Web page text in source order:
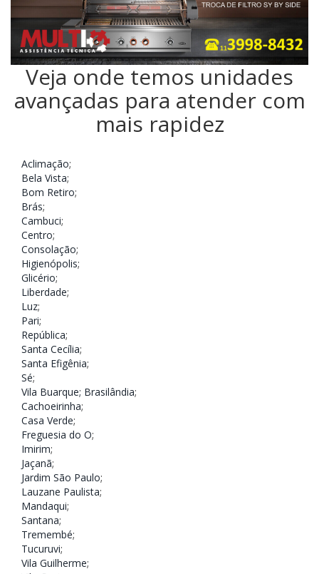
Veja onde temos unidades
avançadas para atender com
mais rapidez
Aclimação;
Bela Vista;
Bom Retiro;
Brás;
Cambuci;
Centro;
Consolação;
Higienópolis;
Glicério;
Liberdade;
Luz;
Pari;
República;
Santa Cecília;
Santa Efigênia;
Sé;
Vila Buarque; Brasilândia;
Cachoeirinha;
Casa Verde;
Freguesia do O;
Imirim;
Jaçanã;
Jardim São Paulo;
Lauzane Paulista;
Mandaqui;
Santana;
Tremembé;
Tucuruvi;
Vila Guilherme;